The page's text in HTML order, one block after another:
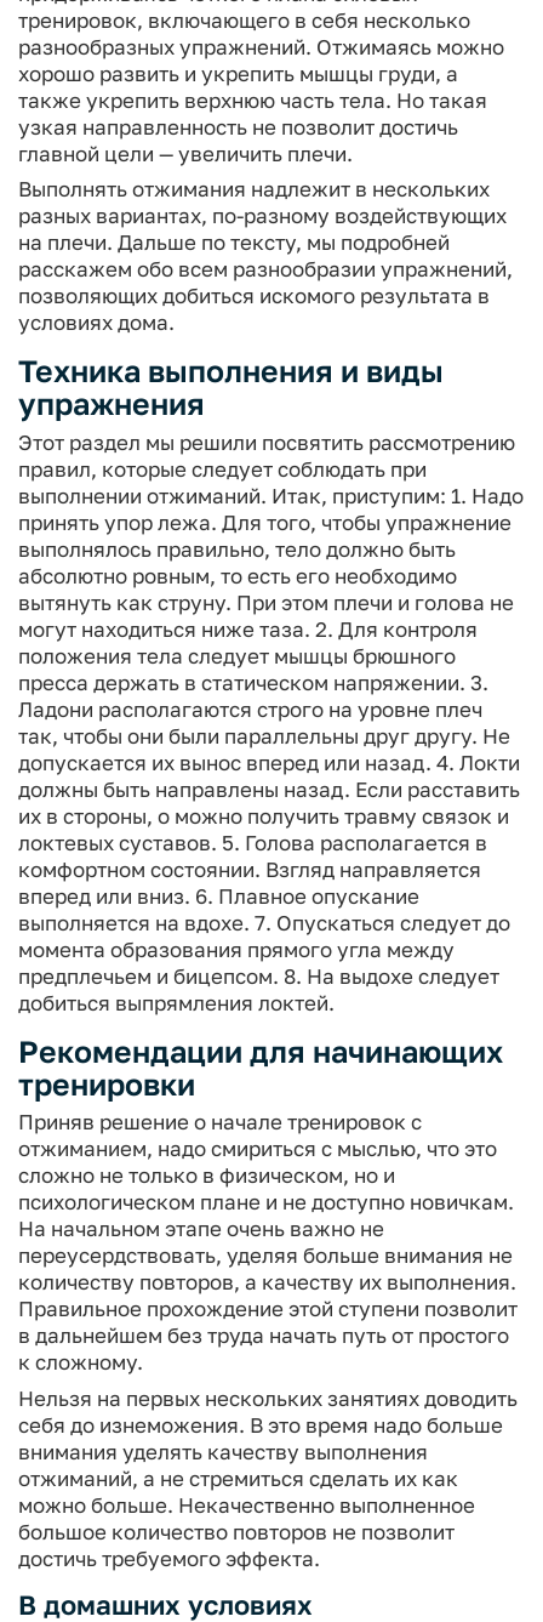
тренировок, включающего в себя несколько
разнообразных упражнений. Отжимаясь можно
хорошо развить и укрепить мышцы груди, а
также укрепить верхнюю часть тела. Но такая
узкая направленность не позволит достичь
главной цели — увеличить плечи.
Выполнять отжимания надлежит в нескольких
разных вариантах, по-разному воздействующих
на плечи. Дальше по тексту, мы подробней
расскажем обо всем разнообразии упражнений,
позволяющих добиться искомого результата в
условиях дома.
Техника выполнения и виды
упражнения
Этот раздел мы решили посвятить рассмотрению
правил, которые следует соблюдать при
выполнении отжиманий. Итак, приступим: 1. Надо
принять упор лежа. Для того, чтобы упражнение
выполнялось правильно, тело должно быть
абсолютно ровным, то есть его необходимо
вытянуть как струну. При этом плечи и голова не
могут находиться ниже таза. 2. Для контроля
положения тела следует мышцы брюшного
пресса держать в статическом напряжении. 3.
Ладони располагаются строго на уровне плеч
так, чтобы они были параллельны друг другу. Не
допускается их вынос вперед или назад. 4. Локти
должны быть направлены назад. Если расставить
их в стороны, о можно получить травму связок и
локтевых суставов. 5. Голова располагается в
комфортном состоянии. Взгляд направляется
вперед или вниз. 6. Плавное опускание
выполняется на вдохе. 7. Опускаться следует до
момента образования прямого угла между
предплечьем и бицепсом. 8. На выдохе следует
добиться выпрямления локтей.
Рекомендации для начинающих
тренировки
Приняв решение о начале тренировок с
отжиманием, надо смириться с мыслью, что это
сложно не только в физическом, но и
психологическом плане и не доступно новичкам.
На начальном этапе очень важно не
переусердствовать, уделяя больше внимания не
количеству повторов, а качеству их выполнения.
Правильное прохождение этой ступени позволит
в дальнейшем без труда начать путь от простого
к сложному.
Нельзя на первых нескольких занятиях доводить
себя до изнеможения. В это время надо больше
внимания уделять качеству выполнения
отжиманий, а не стремиться сделать их как
можно больше. Некачественно выполненное
большое количество повторов не позволит
достичь требуемого эффекта.
В домашних условиях